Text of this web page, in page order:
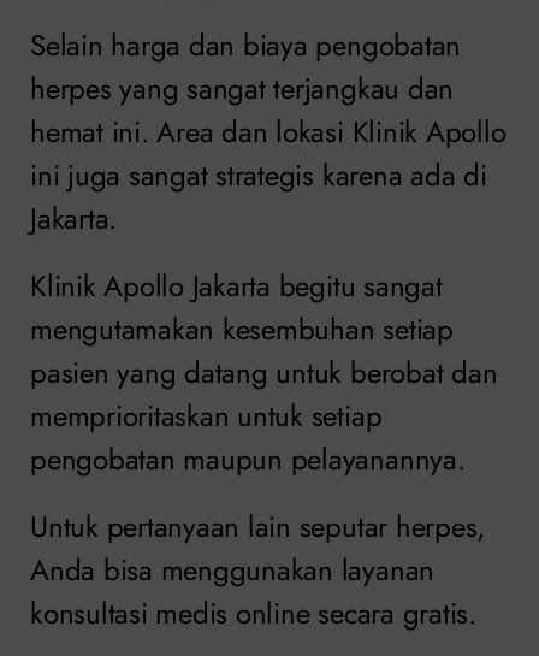
Selain harga dan biaya pengobatan
herpes yang sangat terjangkau dan
hemat ini. Area dan lokasi Klinik Apollo
ini juga sangat strategis karena ada di
Jakarta.
Klinik Apollo Jakarta begitu sangat
mengutamakan kesembuhan setiap
pasien yang datang untuk berobat dan
memprioritaskan untuk setiap
pengobatan maupun pelayanannya.
Untuk pertanyaan lain seputar herpes,
Anda bisa menggunakan layanan
konsultasi medis online secara gratis.